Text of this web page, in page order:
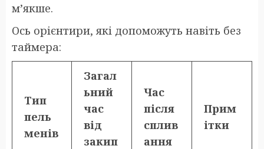
м’якше.
Ось орієнтири, які допоможуть навіть без
таймера:
Тип
пель
менів
Загал
ьний
час
від
закип
Час
після
сплив
ання
Прим
ітки